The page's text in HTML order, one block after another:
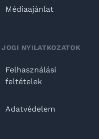
Médiaajánlat
JOGI NYILATKOZATOK
Felhasználási
feltételek
Adatvédelem